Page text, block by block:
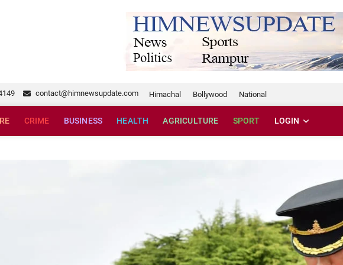
contact@himnewsupdate.com Himachal Bollywood National
CRIME BUSINESS HEALTH AGRICULTURE SPORT LOGIN